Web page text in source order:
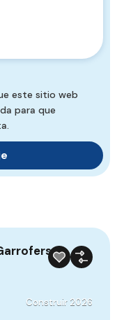
este sitio web
para que
–
Construir 2026